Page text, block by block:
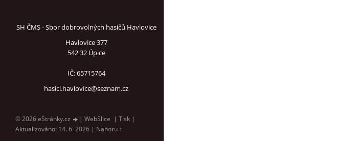
SH ČMS - Sbor dobrovolných hasičů Havlovice
Havlovice 377
542 32 Úpice
IČ: 65715764
hasici.havlovice@seznam.cz
© 2026 eStránky.cz | WebSlice | Tisk |
Aktualizováno: 14. 6. 2026 | Nahoru ↑